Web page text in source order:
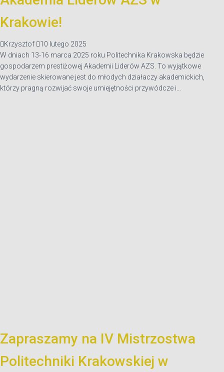
Krakowie!
Krzysztof
10 lutego 2025
W dniach 13-16 marca 2025 roku Politechnika Krakowska będzie
gospodarzem prestiżowej Akademii Liderów AZS. To wyjątkowe
wydarzenie skierowane jest do młodych działaczy akademickich,
którzy pragną rozwijać swoje umiejętności przywódcze i…
Zapraszamy na IV Mistrzostwa
Politechniki Krakowskiej w